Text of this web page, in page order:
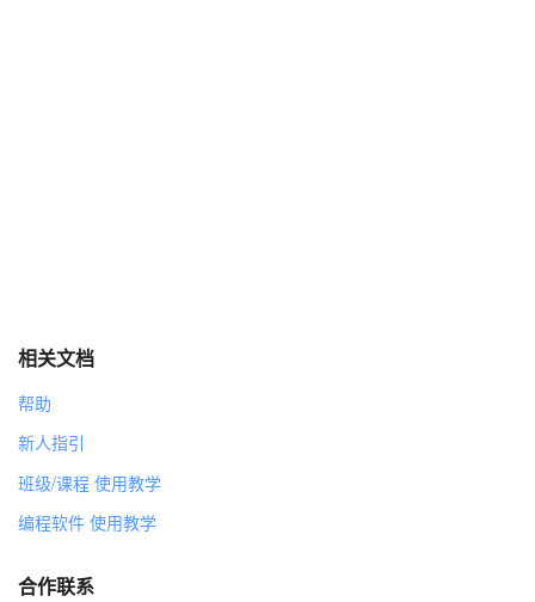
相关文档
帮助
新人指引
班级/课程 使用教学
编程软件 使用教学
合作联系